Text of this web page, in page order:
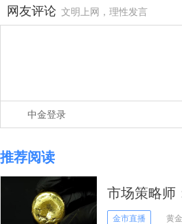
网友评论 文明上网，理性发言
中金登录
推荐阅读
市场策略师
回调风险
金市直播 黄